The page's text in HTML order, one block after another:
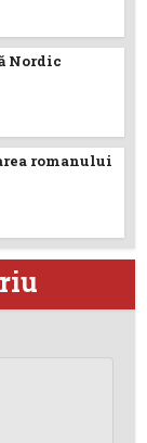
Nordic
romanului